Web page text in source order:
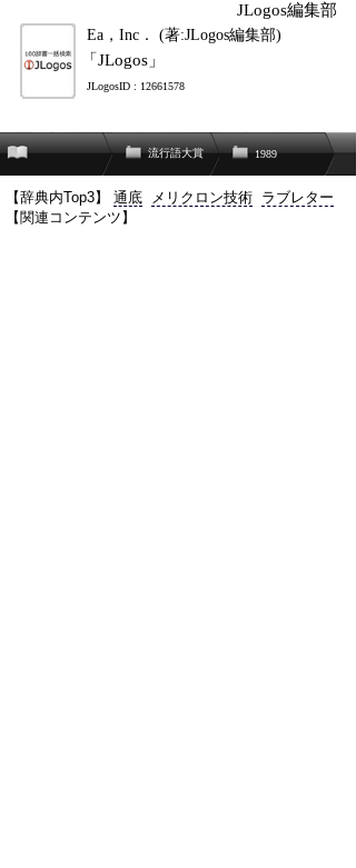
JLogos編集部
Ea，Inc． (著:JLogos編集部)
「JLogos」
JLogosID : 12661578
流行語大賞 1989
【辞典内Top3】 通底 メリクロン技術 ラブレター
【関連コンテンツ】